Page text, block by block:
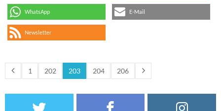
WhatsApp E-Mail
Newsletter
1 202 203 204 206